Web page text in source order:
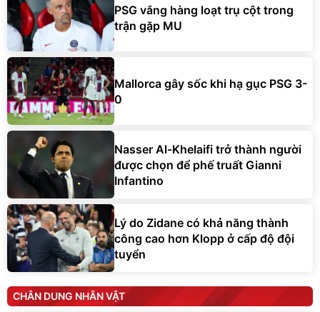
PSG vắng hàng loạt trụ cột trong
trận gặp MU
Mallorca gây sốc khi hạ gục PSG 3-
0
Nasser Al-Khelaifi trở thành người
được chọn để phế truất Gianni
Infantino
Lý do Zidane có khả năng thành
công cao hơn Klopp ở cấp độ đội
tuyển
CHÂN DUNG NHÂN VẬT